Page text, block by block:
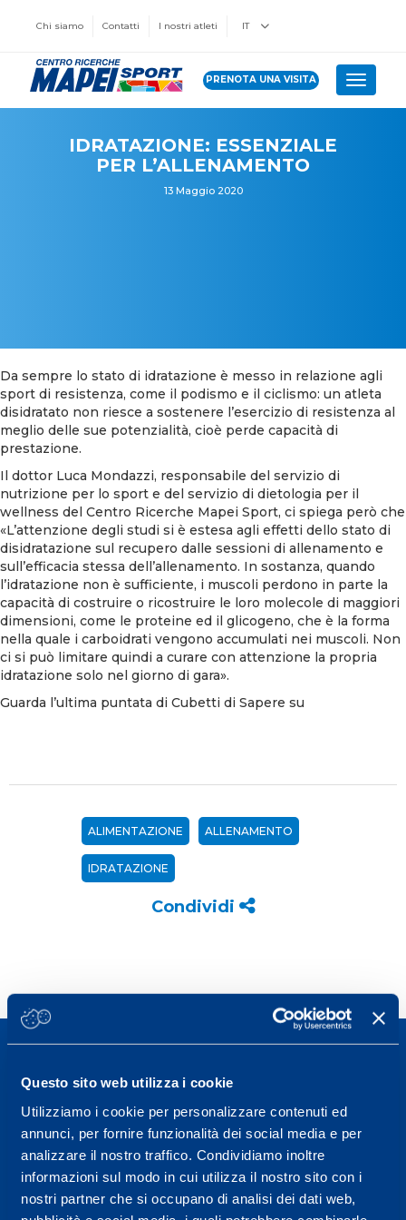
Questo sito web utilizza i cookie
Utilizziamo i cookie per personalizzare contenuti ed
annunci, per fornire funzionalità dei social media e per
analizzare il nostro traffico. Condividiamo inoltre
informazioni sul modo in cui utilizza il nostro sito con i
nostri partner che si occupano di analisi dei dati web,
Chi siamo Contatti I nostri atleti IT
PRENOTA UNA VISITA Toggle
IDRATAZIONE: ESSENZIALE
PER L’ALLENAMENTO
13 Maggio 2020
Da sempre lo stato di idratazione è messo in relazione agli
sport di resistenza, come il podismo e il ciclismo: un atleta
disidratato non riesce a sostenere l’esercizio di resistenza al
meglio delle sue potenzialità, cioè perde capacità di
prestazione.
Il dottor Luca Mondazzi, responsabile del servizio di
nutrizione per lo sport e del servizio di dietologia per il
wellness del Centro Ricerche Mapei Sport, ci spiega però che
«L’attenzione degli studi si è estesa agli effetti dello stato di
disidratazione sul recupero dalle sessioni di allenamento e
sull’efficacia stessa dell’allenamento. In sostanza, quando
l’idratazione non è sufficiente, i muscoli perdono in parte la
capacità di costruire o ricostruire le loro molecole di maggiori
dimensioni, come le proteine ed il glicogeno, che è la forma
nella quale i carboidrati vengono accumulati nei muscoli. Non
ci si può limitare quindi a curare con attenzione la propria
idratazione solo nel giorno di gara».
Guarda l’ultima puntata di Cubetti di Sapere su
ALIMENTAZIONE ALLENAMENTO
IDRATAZIONE
Condividi
Sport Service Mapei S.r.l. - Via Busto Fagnano 38,
21057 Olgiate Olona (Varese) Italia.
Per prenotare una visita o avere ulteriori
informazioni: telefonare allo +39 0331 575757 da